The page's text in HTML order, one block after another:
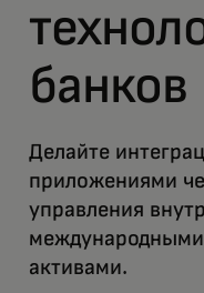
банков
Делайте
приложениями
управления
активами.